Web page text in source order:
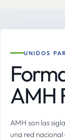
UNIDOS
AMH
AMH son las
una red